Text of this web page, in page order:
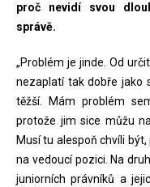
proč nevidí svou
správě.
„Problém je jinde. Od
nezaplatí tak dobře jako
těžší. Mám problém
protože jim sice můžu
Musí tu alespoň chvíli
na vedoucí pozici. Na
juniorních právníků a